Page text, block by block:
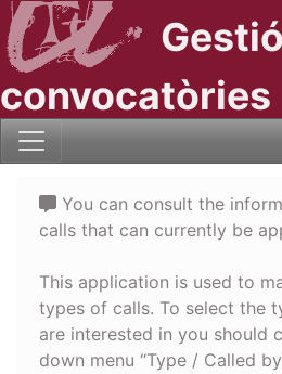
convocatòries
You can consult the
calls that can currently be
This application is used to
types of calls. To select the
are interested in you should
down menu “Type / Called